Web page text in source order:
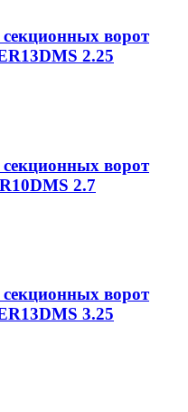
ворот
2.25
ворот
2.7
ворот
3.25